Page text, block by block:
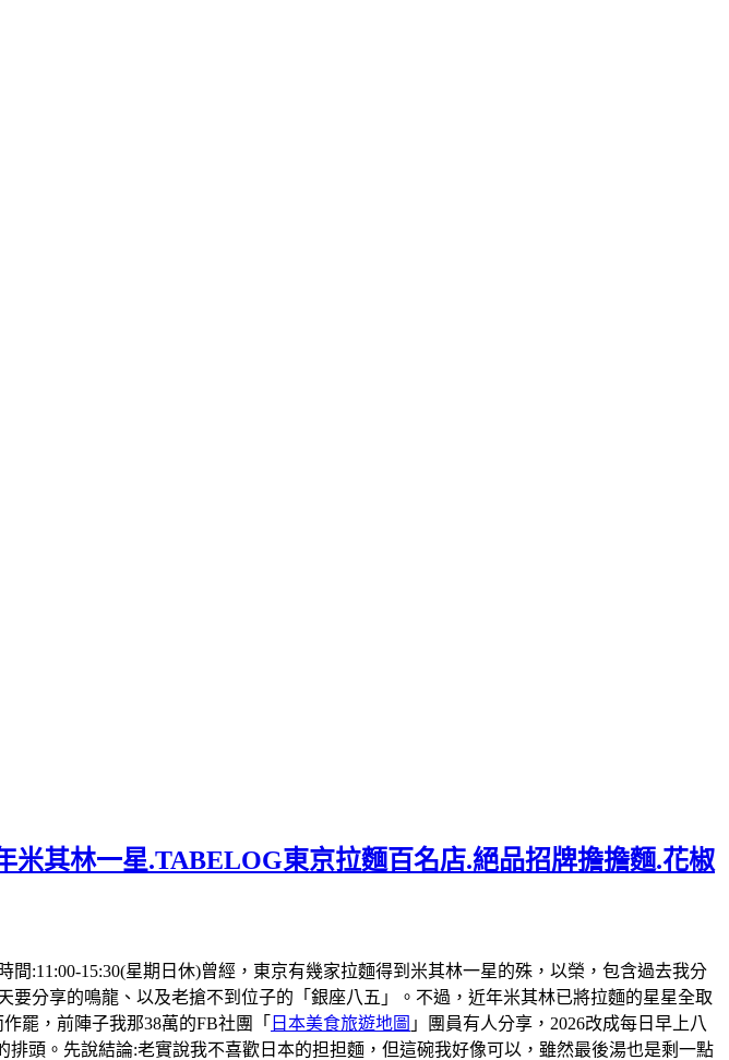
米其林一星.TABELOG東京拉麵百名店.絕品招牌擔擔麵.花椒
間:11:00-15:30(星期日休)曾經，東京有幾家拉麵得到米其林一星的殊，以榮，包含過去我分
要分享的鳴龍、以及老搶不到位子的「銀座八五」。不過，近年米其林已將拉麵的星星全取
罷，前陣子我那38萬的FB社團「 日本美食旅遊地圖 」團員有人分享，2026改成每日早上八
頭。先說結論:老實說我不喜歡日本的担担麵，但這碗我好像可以，雖然最後湯也是剩一點